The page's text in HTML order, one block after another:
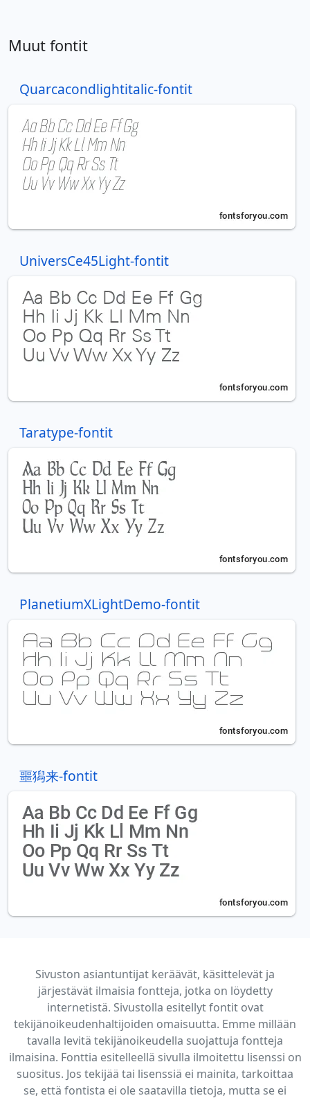
Muut fontit
Quarcacondlightitalic-fontit
UniversCe45Light-fontit
Taratype-fontit
PlanetiumXLightDemo-fontit
噩獡来-fontit
Sivuston asiantuntijat keräävät, käsittelevät ja
järjestävät ilmaisia fontteja, jotka on löydetty
internetistä. Sivustolla esitellyt fontit ovat
tekijänoikeudenhaltijoiden omaisuutta. Emme millään
tavalla levitä tekijänoikeudella suojattuja fontteja
ilmaisina. Fonttia esitelleellä sivulla ilmoitettu lisenssi on
suositus. Jos tekijää tai lisenssiä ei mainita, tarkoittaa
se, että fontista ei ole saatavilla tietoja, mutta se ei